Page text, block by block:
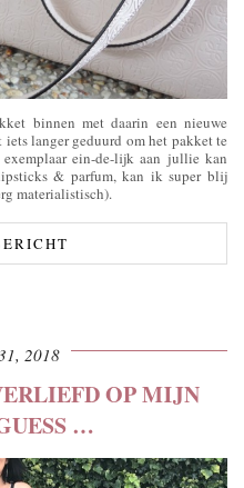
binnen met daarin een nieuwe
langer geduurd om het pakket te
ein-de-lijk aan jullie kan
& parfum, kan ik super blij
materialistisch).
2018
OP MIJN
…